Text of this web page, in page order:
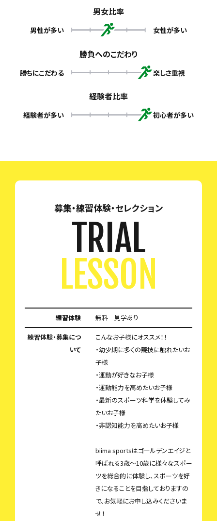
男女比率
男性が多い 女性が多い
勝負へのこだわり
勝ちにこだわる 楽しさ重視
経験者比率
経験者が多い 初心者が多い
募集・練習体験・セレクション
TRIAL
LESSON
練習体験 無料 見学あり
練習体験・募集につ
いて
こんなお子様にオススメ！！
・幼少期に多くの競技に触れたいお
子様
・運動が好きなお子様
・運動能力を高めたいお子様
・最新のスポーツ科学を体験してみ
たいお子様
・非認知能力を高めたいお子様
biima sportsはゴールデンエイジと
呼ばれる3歳〜10歳に様々なスポー
ツを総合的に体験し、スポーツを好
きになることを目指しておりますの
で、お気軽にお申し込みくださいま
せ！